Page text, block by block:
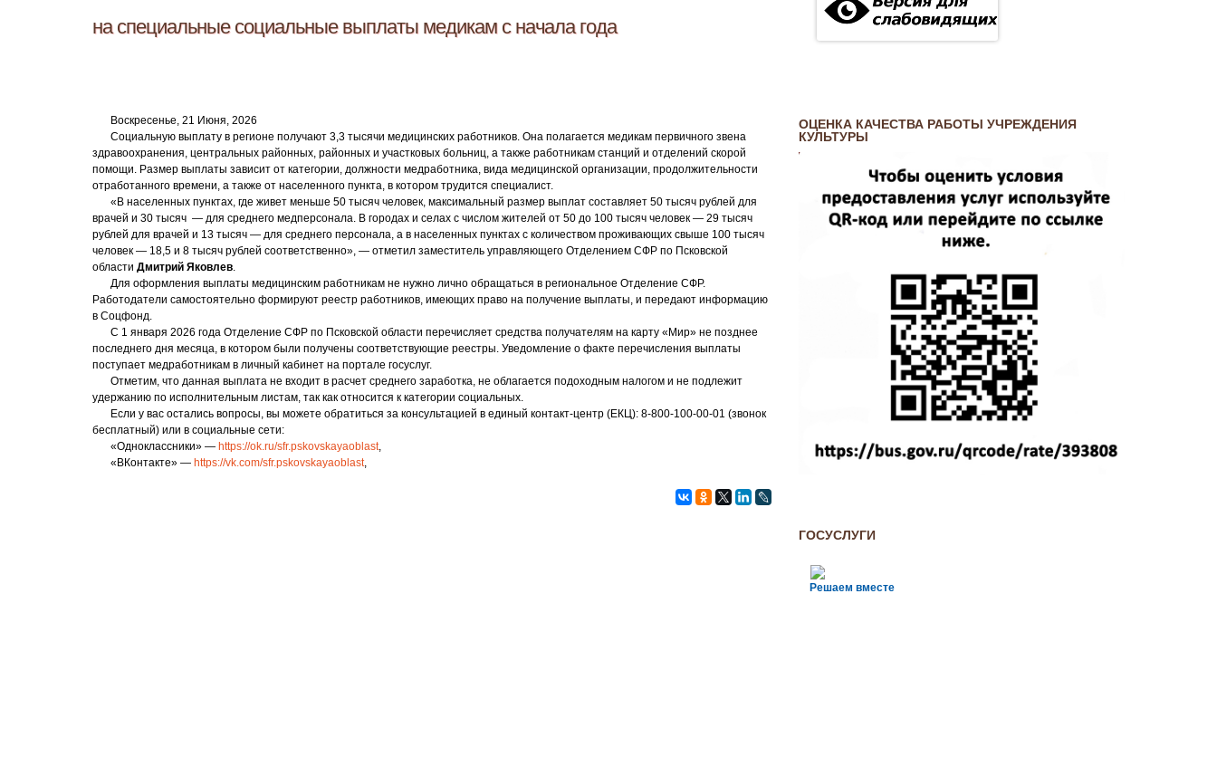
на специальные социальные выплаты медикам с начала года
Воскресенье, 21 Июня, 2026
Социальную выплату в регионе получают 3,3 тысячи медицинских работников. Она полагается медикам первичного звена
здравоохранения, центральных районных, районных и участковых больниц, а также работникам станций и отделений скорой
помощи. Размер выплаты зависит от категории, должности медработника, вида медицинской организации, продолжительности
отработанного времени, а также от населенного пункта, в котором трудится специалист.
«В населенных пунктах, где живет меньше 50 тысяч человек, максимальный размер выплат составляет 50 тысяч рублей для
врачей и 30 тысяч — для среднего медперсонала. В городах и селах с числом жителей от 50 до 100 тысяч человек — 29 тысяч
рублей для врачей и 13 тысяч — для среднего персонала, а в населенных пунктах с количеством проживающих свыше 100 тысяч
человек — 18,5 и 8 тысяч рублей соответственно», — отметил заместитель управляющего Отделением СФР по Псковской
области Дмитрий Яковлев.
Для оформления выплаты медицинским работникам не нужно лично обращаться в региональное Отделение СФР.
Работодатели самостоятельно формируют реестр работников, имеющих право на получение выплаты, и передают информацию
в Соцфонд.
С 1 января 2026 года Отделение СФР по Псковской области перечисляет средства получателям на карту «Мир» не позднее
последнего дня месяца, в котором были получены соответствующие реестры. Уведомление о факте перечисления выплаты
поступает медработникам в личный кабинет на портале госуслуг.
Отметим, что данная выплата не входит в расчет среднего заработка, не облагается подоходным налогом и не подлежит
удержанию по исполнительным листам, так как относится к категории социальных.
Если у вас остались вопросы, вы можете обратиться за консультацией в единый контакт-центр (ЕКЦ): 8-800-100-00-01 (звонок
бесплатный) или в социальные сети:
«Одноклассники» — https://ok.ru/sfr.pskovskayaoblast,
«ВКонтакте» — https://vk.com/sfr.pskovskayaoblast,
ОЦЕНКА КАЧЕСТВА РАБОТЫ УЧРЕЖДЕНИЯ
КУЛЬТУРЫ
ГОСУСЛУГИ
Решаем вместе